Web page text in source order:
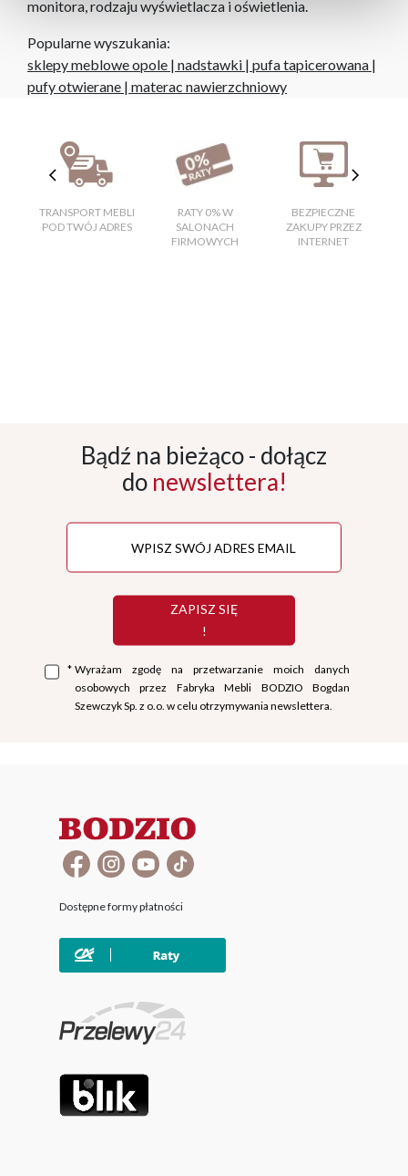
monitora, rodzaju wyświetlacza i oświetlenia.
Popularne wyszukania:
sklepy meblowe opole | nadstawki | pufa tapicerowana |
pufy otwierane | materac nawierzchniowy
TRANSPORT MEBLI
POD TWÓJ ADRES
RATY 0% W
SALONACH
FIRMOWYCH
BEZPIECZNE
ZAKUPY PRZEZ
INTERNET
Bądź na bieżąco - dołącz
do newslettera!
ZAPISZ SIĘ
!
* Wyrażam zgodę na przetwarzanie moich danych
osobowych przez Fabryka Mebli BODZIO Bogdan
Szewczyk Sp. z o.o. w celu otrzymywania newslettera.
Dostępne formy płatności